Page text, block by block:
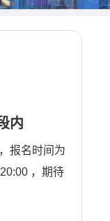
内
报名时间为
，期待